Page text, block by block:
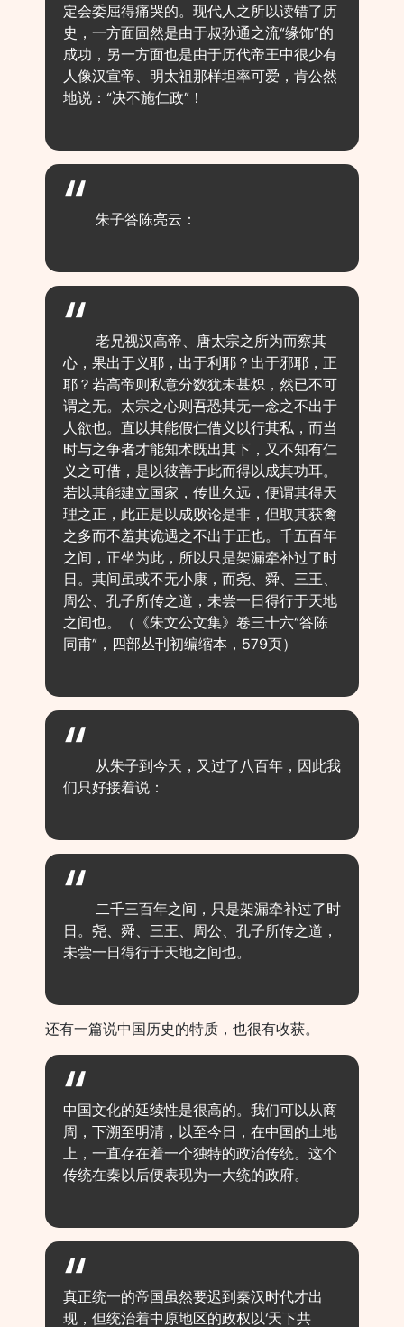
定会委屈得痛哭的。现代人之所以读错了历
史，一方面固然是由于叔孙通之流“缘饰”的
成功，另一方面也是由于历代帝王中很少有
人像汉宣帝、明太祖那样坦率可爱，肯公然
地说：“决不施仁政”！
朱子答陈亮云：
老兄视汉高帝、唐太宗之所为而察其
心，果出于义耶，出于利耶？出于邪耶，正
耶？若高帝则私意分数犹未甚炽，然已不可
谓之无。太宗之心则吾恐其无一念之不出于
人欲也。直以其能假仁借义以行其私，而当
时与之争者才能知术既出其下，又不知有仁
义之可借，是以彼善于此而得以成其功耳。
若以其能建立国家，传世久远，便谓其得天
理之正，此正是以成败论是非，但取其获禽
之多而不羞其诡遇之不出于正也。千五百年
之间，正坐为此，所以只是架漏牵补过了时
日。其间虽或不无小康，而尧、舜、三王、
周公、孔子所传之道，未尝一日得行于天地
之间也。（《朱文公文集》卷三十六“答陈
同甫”，四部丛刊初编缩本，579页）
从朱子到今天，又过了八百年，因此我
们只好接着说：
二千三百年之间，只是架漏牵补过了时
日。尧、舜、三王、周公、孔子所传之道，
未尝一日得行于天地之间也。
还有一篇说中国历史的特质，也很有收获。
中国文化的延续性是很高的。我们可以从商
周，下溯至明清，以至今日，在中国的土地
上，一直存在着一个独特的政治传统。这个
传统在秦以后便表现为一大统的政府。
真正统一的帝国虽然要迟到秦汉时代才出
现，但统治着中原地区的政权以‘天下共